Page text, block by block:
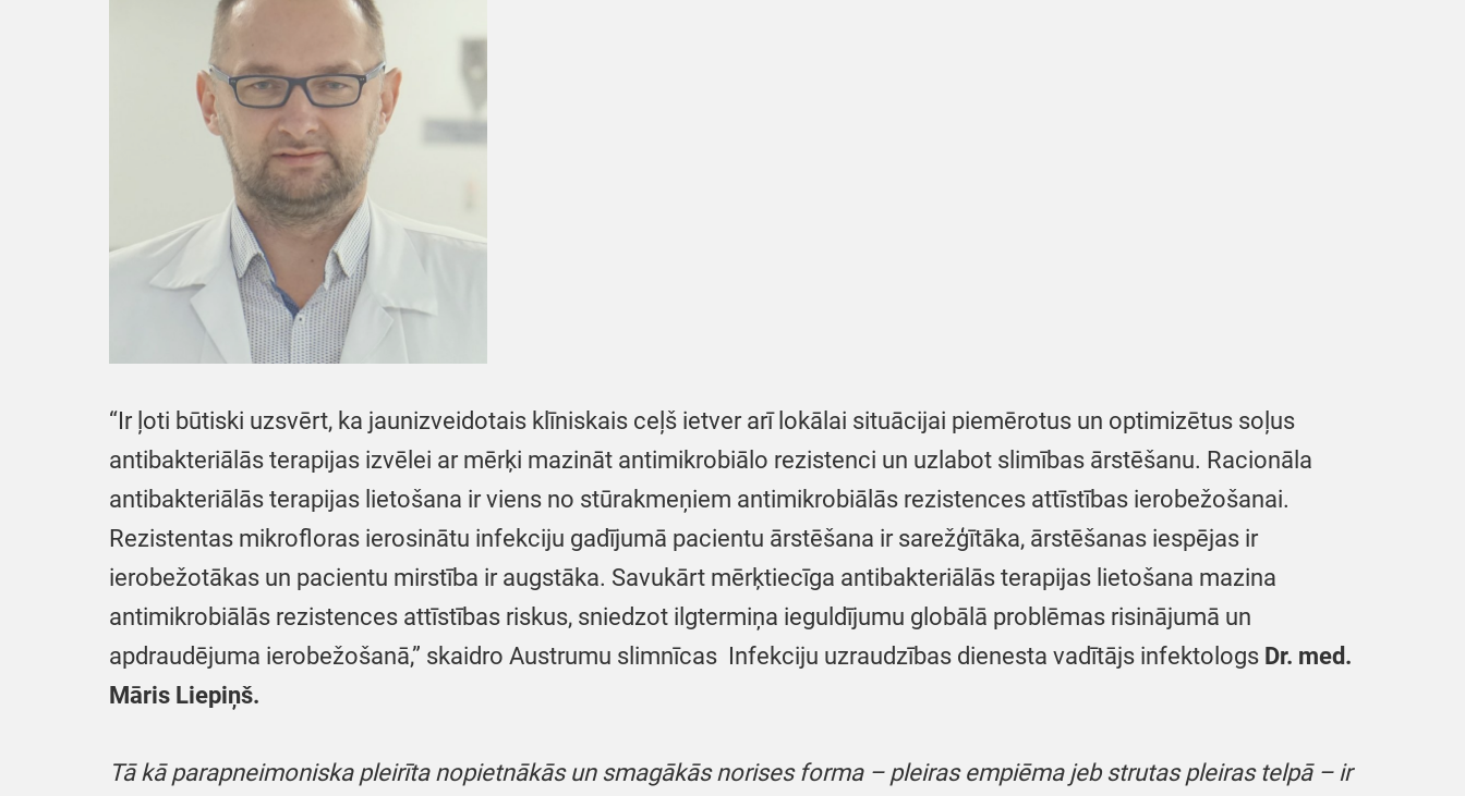
“Ir ļoti būtiski uzsvērt, ka jaunizveidotais klīniskais ceļš ietver arī lokālai situācijai piemērotus un optimizētus soļus
antibakteriālās terapijas izvēlei ar mērķi mazināt antimikrobiālo rezistenci un uzlabot slimības ārstēšanu. Racionāla
antibakteriālās terapijas lietošana ir viens no stūrakmeņiem antimikrobiālās rezistences attīstības ierobežošanai.
Rezistentas mikrofloras ierosinātu infekciju gadījumā pacientu ārstēšana ir sarežģītāka, ārstēšanas iespējas ir
ierobežotākas un pacientu mirstība ir augstāka. Savukārt mērķtiecīga antibakteriālās terapijas lietošana mazina
antimikrobiālās rezistences attīstības riskus, sniedzot ilgtermiņa ieguldījumu globālā problēmas risinājumā un
apdraudējuma ierobežošanā,” skaidro Austrumu slimnīcas Infekciju uzraudzības dienesta vadītājs infektologs Dr. med.
Māris Liepiņš.
Tā kā parapneimoniska pleirīta nopietnākās un smagākās norises forma – pleiras empiēma jeb strutas pleiras telpā – ir